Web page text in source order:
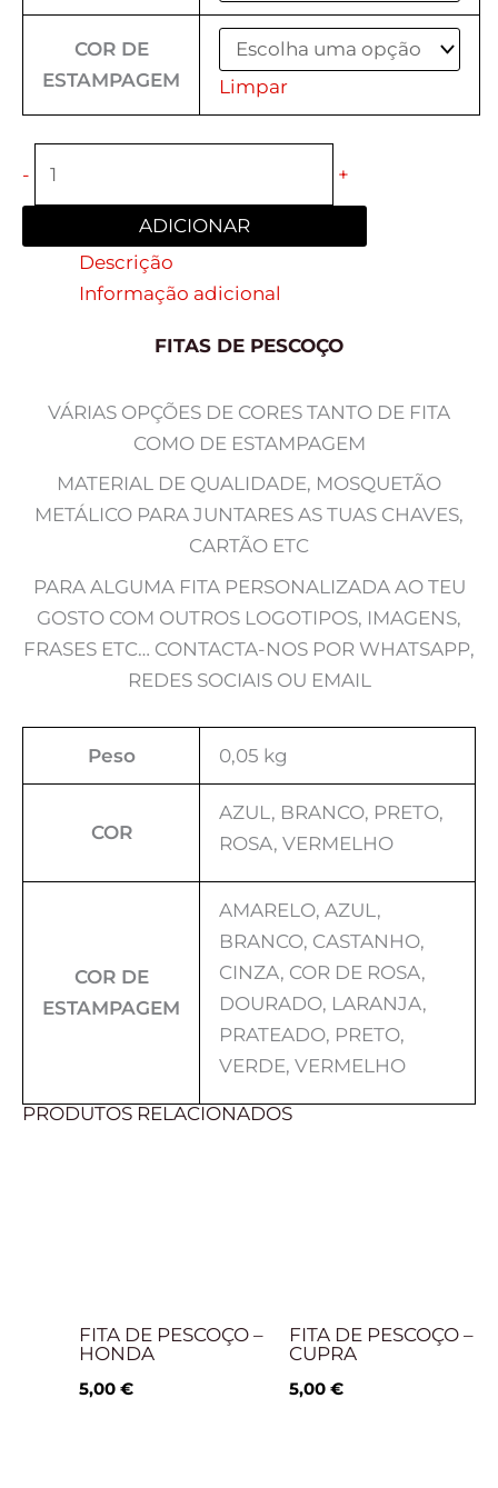
COR DE
ESTAMPAGEM
Limpar
- +
ADICIONAR
Descrição
Informação adicional
FITAS DE PESCOÇO
VÁRIAS OPÇÕES DE CORES TANTO DE FITA
COMO DE ESTAMPAGEM
MATERIAL DE QUALIDADE, MOSQUETÃO
METÁLICO PARA JUNTARES AS TUAS CHAVES,
CARTÃO ETC
PARA ALGUMA FITA PERSONALIZADA AO TEU
GOSTO COM OUTROS LOGOTIPOS, IMAGENS,
FRASES ETC… CONTACTA-NOS POR WHATSAPP,
REDES SOCIAIS OU EMAIL
Peso 0,05 kg
COR
AZUL, BRANCO, PRETO,
ROSA, VERMELHO
COR DE
ESTAMPAGEM
AMARELO, AZUL,
BRANCO, CASTANHO,
CINZA, COR DE ROSA,
DOURADO, LARANJA,
PRATEADO, PRETO,
VERDE, VERMELHO
PRODUTOS RELACIONADOS
FITA DE PESCOÇO –
HONDA
5,00 €
FITA DE PESCOÇO –
CUPRA
5,00 €